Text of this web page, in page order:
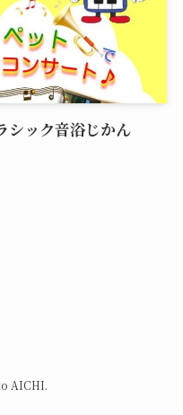
シック音浴じかん
AICHI.